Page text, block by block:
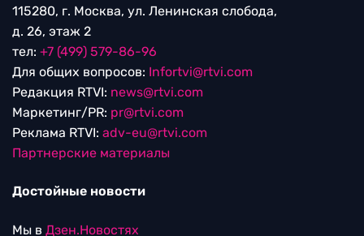
115280, г. Москва, ул. Ленинская слобода,
д. 26, этаж 2
тел: +7 (499) 579-86-96
Для общих вопросов: Infortvi@rtvi.com
Редакция RTVI: news@rtvi.com
Маркетинг/PR: pr@rtvi.com
Реклама RTVI: adv-eu@rtvi.com
Партнерские материалы
Достойные новости
Мы в Дзен.Новостях